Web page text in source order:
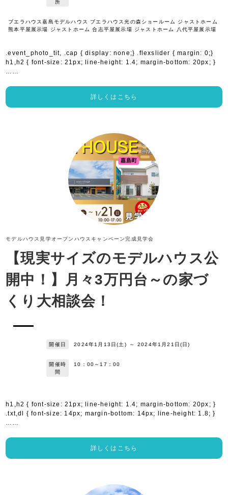
所
ブエラハウス嘉島モデルハウス ブエラハウス光の森ショールーム ジャストホーム
熊本平屋展示場 ジャストホーム 合志平屋展示場 ジャストホーム 八代平屋展示場
.event_photo_tit, .cap { display: none;} .flexslider { margin: 0;}
h1,h2 { font-size: 21px; line-height: 1.4; margin-bottom: 20px; }
……
詳しくはこちら
モデルハウス見学オープンハウス キャンペーン完成見学会
【現実サイズのモデルハウス公
開中！】月々3万円台～の家づ
くり大相談会！
開催日 2024年1月13日(土) ～ 2024年1月21日(日)
開催時
間
10：00～17：00
h1,h2 { font-size: 21px; line-height: 1.4; margin-bottom: 20px; }
.txt,dl { font-size: 14px; margin-bottom: 14px; line-height: 1.8; }
……
詳しくはこちら